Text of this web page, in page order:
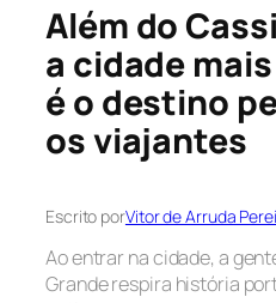
Além do
a cidade
é o destino
os viajantes
Escrito porVitor de Arruda
Ao entrar na cidade, a
Grande respira história